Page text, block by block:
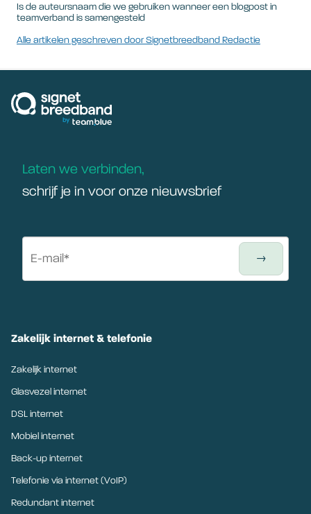
Is de auteursnaam die we gebruiken wanneer een blogpost in
teamverband is samengesteld
Alle artikelen geschreven door Signetbreedband Redactie
Laten we verbinden,
schrijf je in voor onze nieuwsbrief
Zakelijk internet & telefonie
Zakelijk internet
Glasvezel internet
DSL internet
Mobiel internet
Back-up internet
Telefonie via internet (VoIP)
Redundant internet